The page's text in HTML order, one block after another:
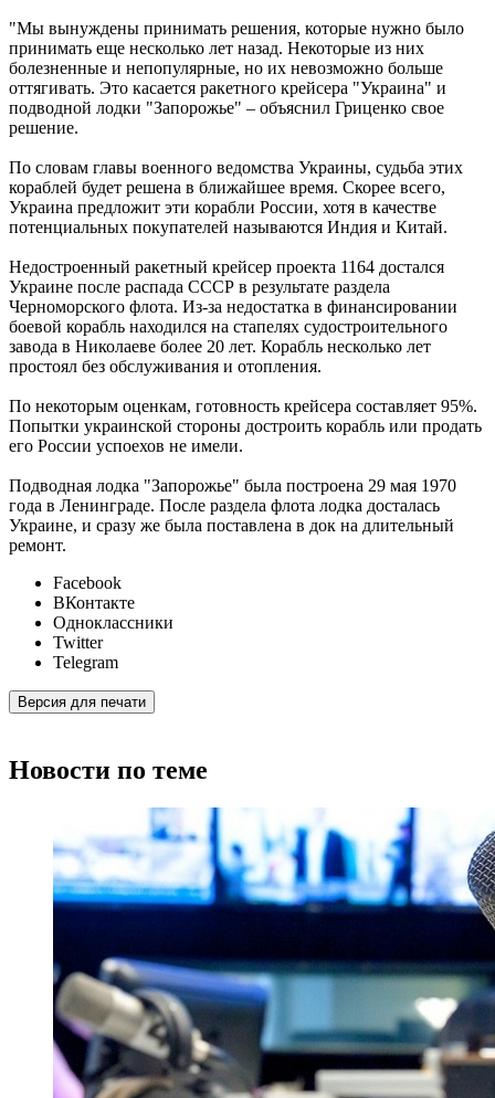
"Мы вынуждены принимать решения, которые нужно было
принимать еще несколько лет назад. Некоторые из них
болезненные и непопулярные, но их невозможно больше
оттягивать. Это касается ракетного крейсера "Украина" и
подводной лодки "Запорожье" – объяснил Гриценко свое
решение.
По словам главы военного ведомства Украины, судьба этих
кораблей будет решена в ближайшее время. Скорее всего,
Украина предложит эти корабли России, хотя в качестве
потенциальных покупателей называются Индия и Китай.
Недостроенный ракетный крейсер проекта 1164 достался
Украине после распада СССР в результате раздела
Черноморского флота. Из-за недостатка в финансировании
боевой корабль находился на стапелях судостроительного
завода в Николаеве более 20 лет. Корабль несколько лет
простоял без обслуживания и отопления.
По некоторым оценкам, готовность крейсера составляет 95%.
Попытки украинской стороны достроить корабль или продать
его России успоехов не имели.
Подводная лодка "Запорожье" была построена 29 мая 1970
года в Ленинграде. После раздела флота лодка досталась
Украине, и сразу же была поставлена в док на длительный
ремонт.
Facebook
ВКонтакте
Одноклассники
Twitter
Telegram
Версия для печати
Новости по теме